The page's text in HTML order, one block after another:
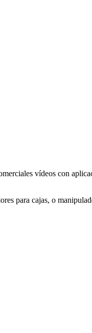
vídeos con
para cajas, o